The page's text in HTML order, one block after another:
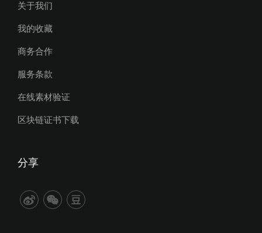
关于我们
我的收藏
商务合作
服务条款
在线素材验证
区块链证书下载
分享